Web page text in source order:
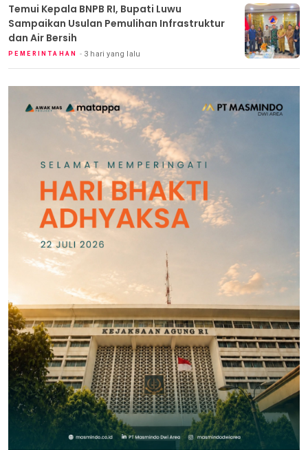
Temui Kepala BNPB RI, Bupati Luwu
Sampaikan Usulan Pemulihan Infrastruktur
dan Air Bersih
PEMERINTAHAN 3 hari yang lalu